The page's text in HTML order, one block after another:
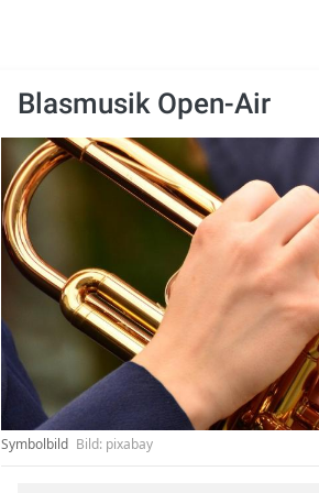
Blasmusik Open-Air
Symbolbild Bild: pixabay